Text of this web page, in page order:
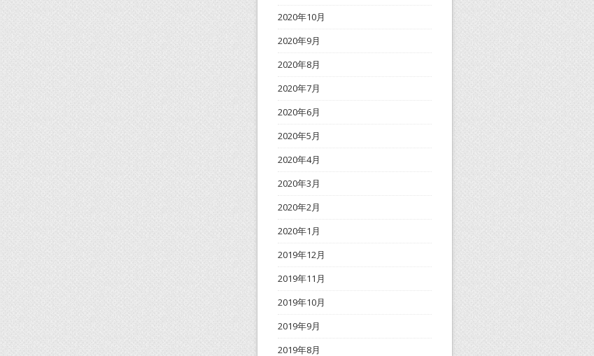
2020年10月
2020年9月
2020年8月
2020年7月
2020年6月
2020年5月
2020年4月
2020年3月
2020年2月
2020年1月
2019年12月
2019年11月
2019年10月
2019年9月
2019年8月